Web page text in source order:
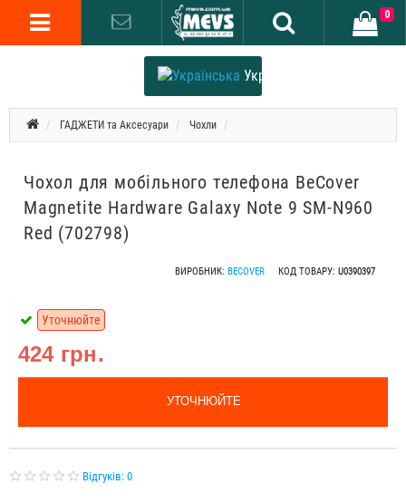
Українська
0
ГАДЖЕТИ та Аксесуари Чохли
Чохол для мобільного телефона BeCover
Magnetite Hardware Galaxy Note 9 SM-N960
Red (702798)
ВИРОБНИК: BECOVER КОД ТОВАРУ: U0390397
424 грн.
Уточнюйте
УТОЧНЮЙТЕ
Відгуків: 0